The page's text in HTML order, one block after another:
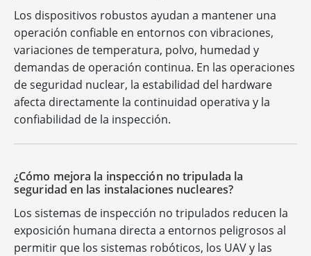
Los dispositivos robustos ayudan a mantener una
operación confiable en entornos con vibraciones,
variaciones de temperatura, polvo, humedad y
demandas de operación continua. En las operaciones
de seguridad nuclear, la estabilidad del hardware
afecta directamente la continuidad operativa y la
confiabilidad de la inspección.
¿Cómo mejora la inspección no tripulada la
seguridad en las instalaciones nucleares?
Los sistemas de inspección no tripulados reducen la
exposición humana directa a entornos peligrosos al
permitir que los sistemas robóticos, los UAV y las